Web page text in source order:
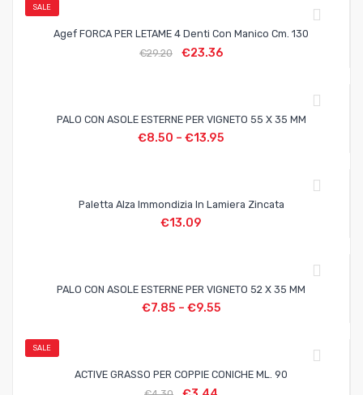
SALE
Agef FORCA PER LETAME 4 Denti Con Manico Cm. 130
€29.20 €23.36
PALO CON ASOLE ESTERNE PER VIGNETO 55 X 35 MM
€8.50 – €13.95
Paletta Alza Immondizia In Lamiera Zincata
€13.09
PALO CON ASOLE ESTERNE PER VIGNETO 52 X 35 MM
€7.85 – €9.55
SALE
ACTIVE GRASSO PER COPPIE CONICHE ML. 90